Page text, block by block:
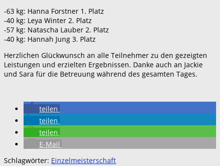
-63 kg: Hanna Forstner 1. Platz
-40 kg: Leya Winter 2. Platz
-57 kg: Natascha Lauber 2. Platz
-40 kg: Hannah Jung 3. Platz
Herzlichen Glückwunsch an alle Teilnehmer zu den gezeigten
Leistungen und erzielten Ergebnissen. Danke auch an Jackie
und Sara für die Betreuung während des gesamten Tages.
teilen
teilen
teilen
E-Mail
Schlagwörter: Einzelmeisterschaft